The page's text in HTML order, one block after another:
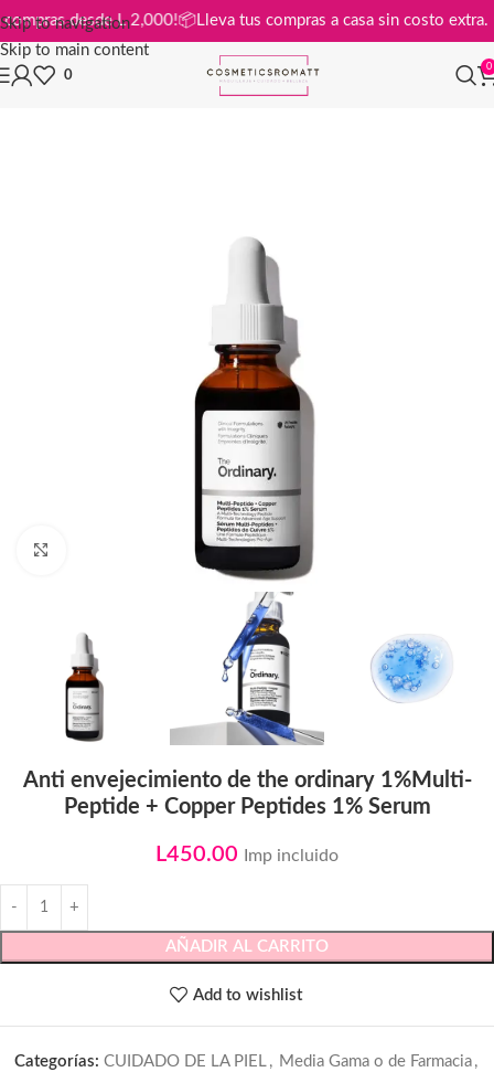
Skip to navigation
Skip to main content
compras desde L 2,000!📦Lleva tus compras a casa sin costo
0
0
Anti envejecimiento de the ordinary 1%Multi-
Peptide + Copper Peptides 1% Serum
L450.00 Imp incluido
AÑADIR AL CARRITO
Add to wishlist
Categorías: CUIDADO DE LA PIEL , Media Gama o de Farmacia ,